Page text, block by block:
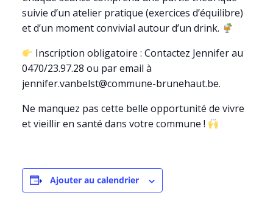
suivie d’un atelier pratique (exercices d’équilibre)
et d’un moment convivial autour d’un drink.
Inscription obligatoire : Contactez Jennifer au
0470/23.97.28 ou par email à
jennifer.vanbelst@commune-brunehaut.be.
Ne manquez pas cette belle opportunité de vivre
et vieillir en santé dans votre commune !
Ajouter au calendrier